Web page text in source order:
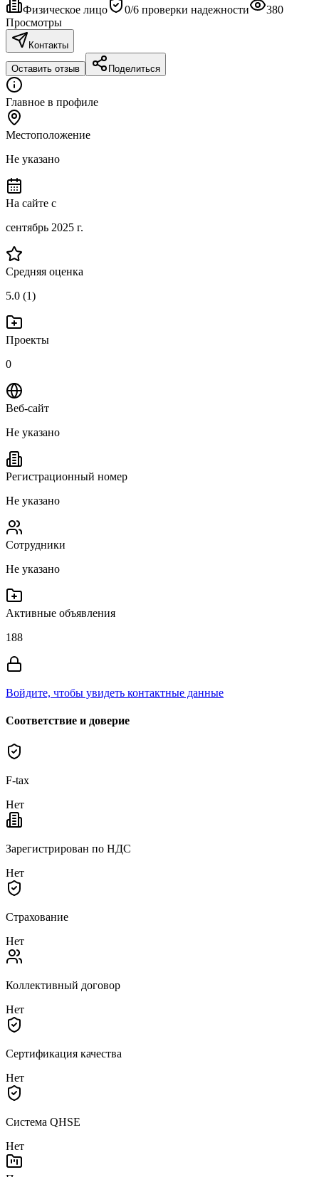
Физическое лицо 0/6 проверки надежности
380
Просмотры
Контакты
Оставить отзыв Поделиться
Главное в профиле
Местоположение
Не указано
На сайте с
сентябрь 2025 г.
Средняя оценка
5.0 (1)
Проекты
0
Веб-сайт
Не указано
Регистрационный номер
Не указано
Сотрудники
Не указано
Активные объявления
188
Войдите, чтобы увидеть контактные данные
Соответствие и доверие
F-tax
Нет
Зарегистрирован по НДС
Нет
Страхование
Нет
Коллективный договор
Нет
Сертификация качества
Нет
Система QHSE
Нет